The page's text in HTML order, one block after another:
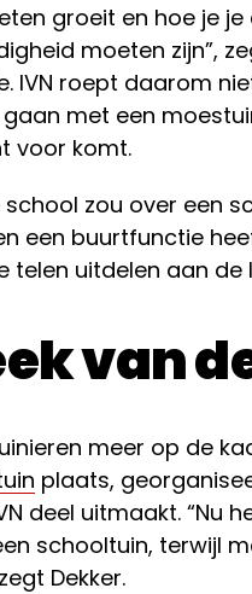
groeit en hoe je
moeten zijn”,
IVN roept daarom
met een
voor komt.
school zou over een
een buurtfunctie
telen uitdelen aan de
van
meer op de
plaats,
deel uitmaakt. “Nu
schooltuin, terwijl
Dekker.